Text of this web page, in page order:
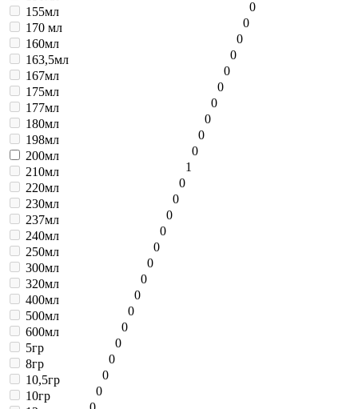
0
155мл
0
170 мл
0
160мл
0
163,5мл
0
167мл
0
175мл
0
177мл
0
180мл
0
198мл
0
200мл
1
210мл
0
220мл
0
230мл
0
237мл
0
240мл
0
250мл
0
300мл
0
320мл
0
400мл
0
500мл
0
600мл
0
5гр
0
8гр
0
10,5гр
0
10гр